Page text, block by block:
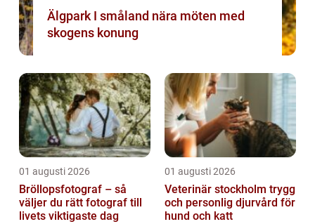
Älgpark I småland nära möten med
skogens konung
01 augusti 2026
Bröllopsfotograf – så
väljer du rätt fotograf till
livets viktigaste dag
01 augusti 2026
Veterinär stockholm trygg
och personlig djurvård för
hund och katt